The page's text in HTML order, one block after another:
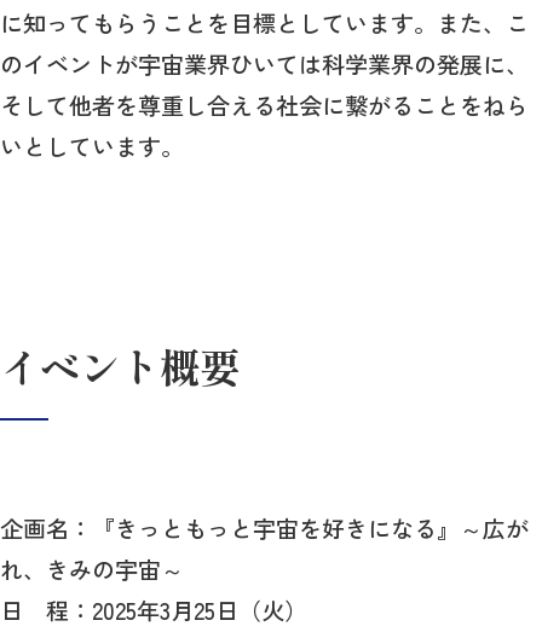
に知ってもらうことを目標としています。また、こ
のイベントが宇宙業界ひいては科学業界の発展に、
そして他者を尊重し合える社会に繋がることをねら
いとしています。
イベント概要
企画名：『きっともっと宇宙を好きになる』～広が
れ、きみの宇宙～
日 程：2025年3月25日（火）